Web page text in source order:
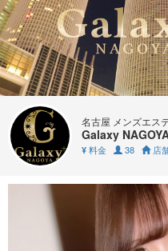
名古屋 メンズエス
Galaxy
¥ 料金 38 店